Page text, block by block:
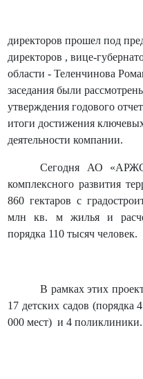
директоров прошел под
директоров , вице-
области - Теленчинова
заседания были
утверждения годового
итоги достижения
деятельности компании.
Сегодня АО
комплексного развития
860 гектаров с
млн кв. м жилья и
порядка 110 тысяч человек.
В рамках этих
17 детских садов (порядка
000 мест) и 4 поликлиники.